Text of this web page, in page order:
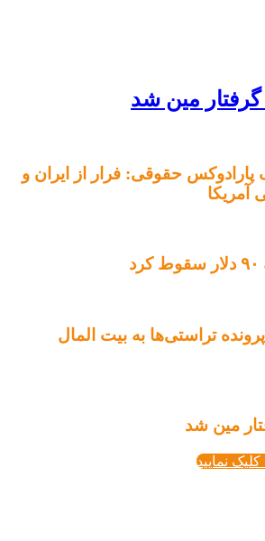
مین شد
پارادوکس حقوقی: فرار از ایران و
آمریکا
پرونده تراستی‌ها به بیت المال
مین شد
نمایید